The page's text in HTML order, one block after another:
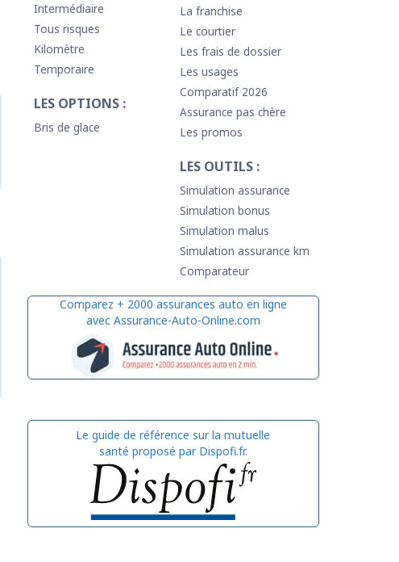
Intermédiaire
Tous risques
Kilomètre
Temporaire
LES OPTIONS :
Bris de glace
La franchise
Le courtier
Les frais de dossier
Les usages
Comparatif 2026
Assurance pas chère
Les promos
LES OUTILS :
Simulation assurance
Simulation bonus
Simulation malus
Simulation assurance km
Comparateur
Comparez + 2000 assurances auto en ligne
avec Assurance-Auto-Online.com
Le guide de référence sur la mutuelle
santé proposé par Dispofi.fr.